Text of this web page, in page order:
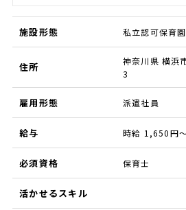
施設形態 私立認可保育園
住所
神奈川県 横浜
3
雇用形態 派遣社員
給与 時給 1,650円
必須資格 保育士
活かせるスキル